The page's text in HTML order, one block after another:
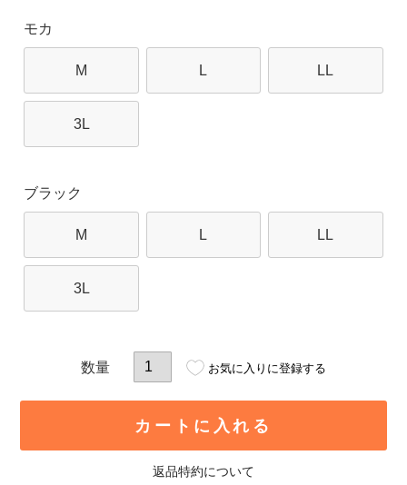
モカ
M L LL
3L
ブラック
M L LL
3L
お気に入りに登録する
カートに入れる
返品特約について